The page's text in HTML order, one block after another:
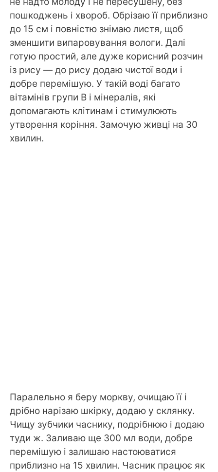
пошкоджень і хвороб. Обрізаю її приблизно
до 15 см і повністю знімаю листя, щоб
зменшити випаровування вологи. Далі
готую простий, але дуже корисний розчин
із рису — до рису додаю чистої води і
добре перемішую. У такій воді багато
вітамінів групи B і мінералів, які
допомагають клітинам і стимулюють
утворення коріння. Замочую живці на 30
хвилин.
Паралельно я беру моркву, очищаю її і
дрібно нарізаю шкірку, додаю у склянку.
Чищу зубчики часнику, подрібнюю і додаю
туди ж. Заливаю ще 300 мл води, добре
перемішую і залишаю настоюватися
приблизно на 15 хвилин. Часник працює як